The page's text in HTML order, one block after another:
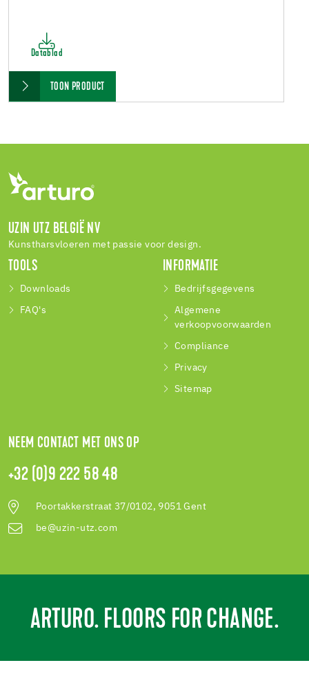
Datablad
TOON PRODUCT
UZIN UTZ BELGIË NV
Kunstharsvloeren met passie voor design.
TOOLS
Downloads
FAQ's
INFORMATIE
Bedrijfsgegevens
Algemene
verkoopvoorwaarden
Compliance
Privacy
Sitemap
NEEM CONTACT MET ONS OP
+32 (0)9 222 58 48
Poortakkerstraat 37/0102, 9051 Gent
be@uzin-utz.com
ARTURO. FLOORS FOR CHANGE.